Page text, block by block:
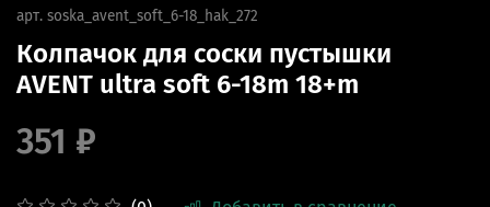
арт. soska_avent_soft_6-18_hak_272
Колпачок для соски пустышки
AVENT ultra soft 6-18m 18+m
351 ₽